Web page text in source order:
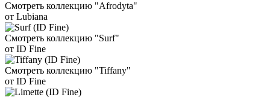
Смотреть коллекцию "Afrodyta"
от Lubiana
Смотреть коллекцию "Surf"
от ID Fine
Смотреть коллекцию "Tiffany"
от ID Fine